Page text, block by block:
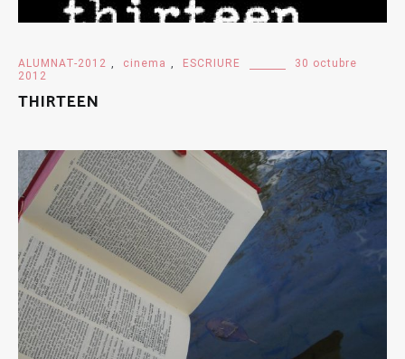
ALUMNAT-2012 , cinema , ESCRIURE
30 octubre
2012
THIRTEEN